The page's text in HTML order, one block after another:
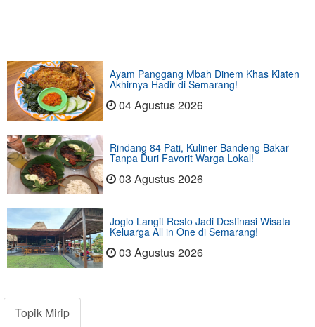
Ayam Panggang Mbah Dinem Khas Klaten
Akhirnya Hadir di Semarang!
04 Agustus 2026
Rindang 84 Pati, Kuliner Bandeng Bakar
Tanpa Duri Favorit Warga Lokal!
03 Agustus 2026
Joglo Langit Resto Jadi Destinasi Wisata
Keluarga All in One di Semarang!
03 Agustus 2026
Topik Mirip